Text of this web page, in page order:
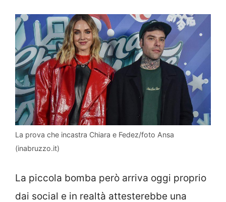
La prova che incastra Chiara e Fedez/foto Ansa
(inabruzzo.it)
La piccola bomba però arriva oggi proprio
dai social e in realtà attesterebbe una